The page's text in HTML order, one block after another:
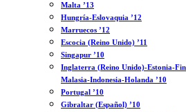
Malta ’13
Hungría-Eslovaquia ’12
Marruecos ’12
Escocia (Reino Unido) ’11
Singapur ’10
Inglaterra (Reino Unido)-Estonia-
Malasia-Indonesia-Holanda ’10
Portugal ’10
Gibraltar (Español) ’10